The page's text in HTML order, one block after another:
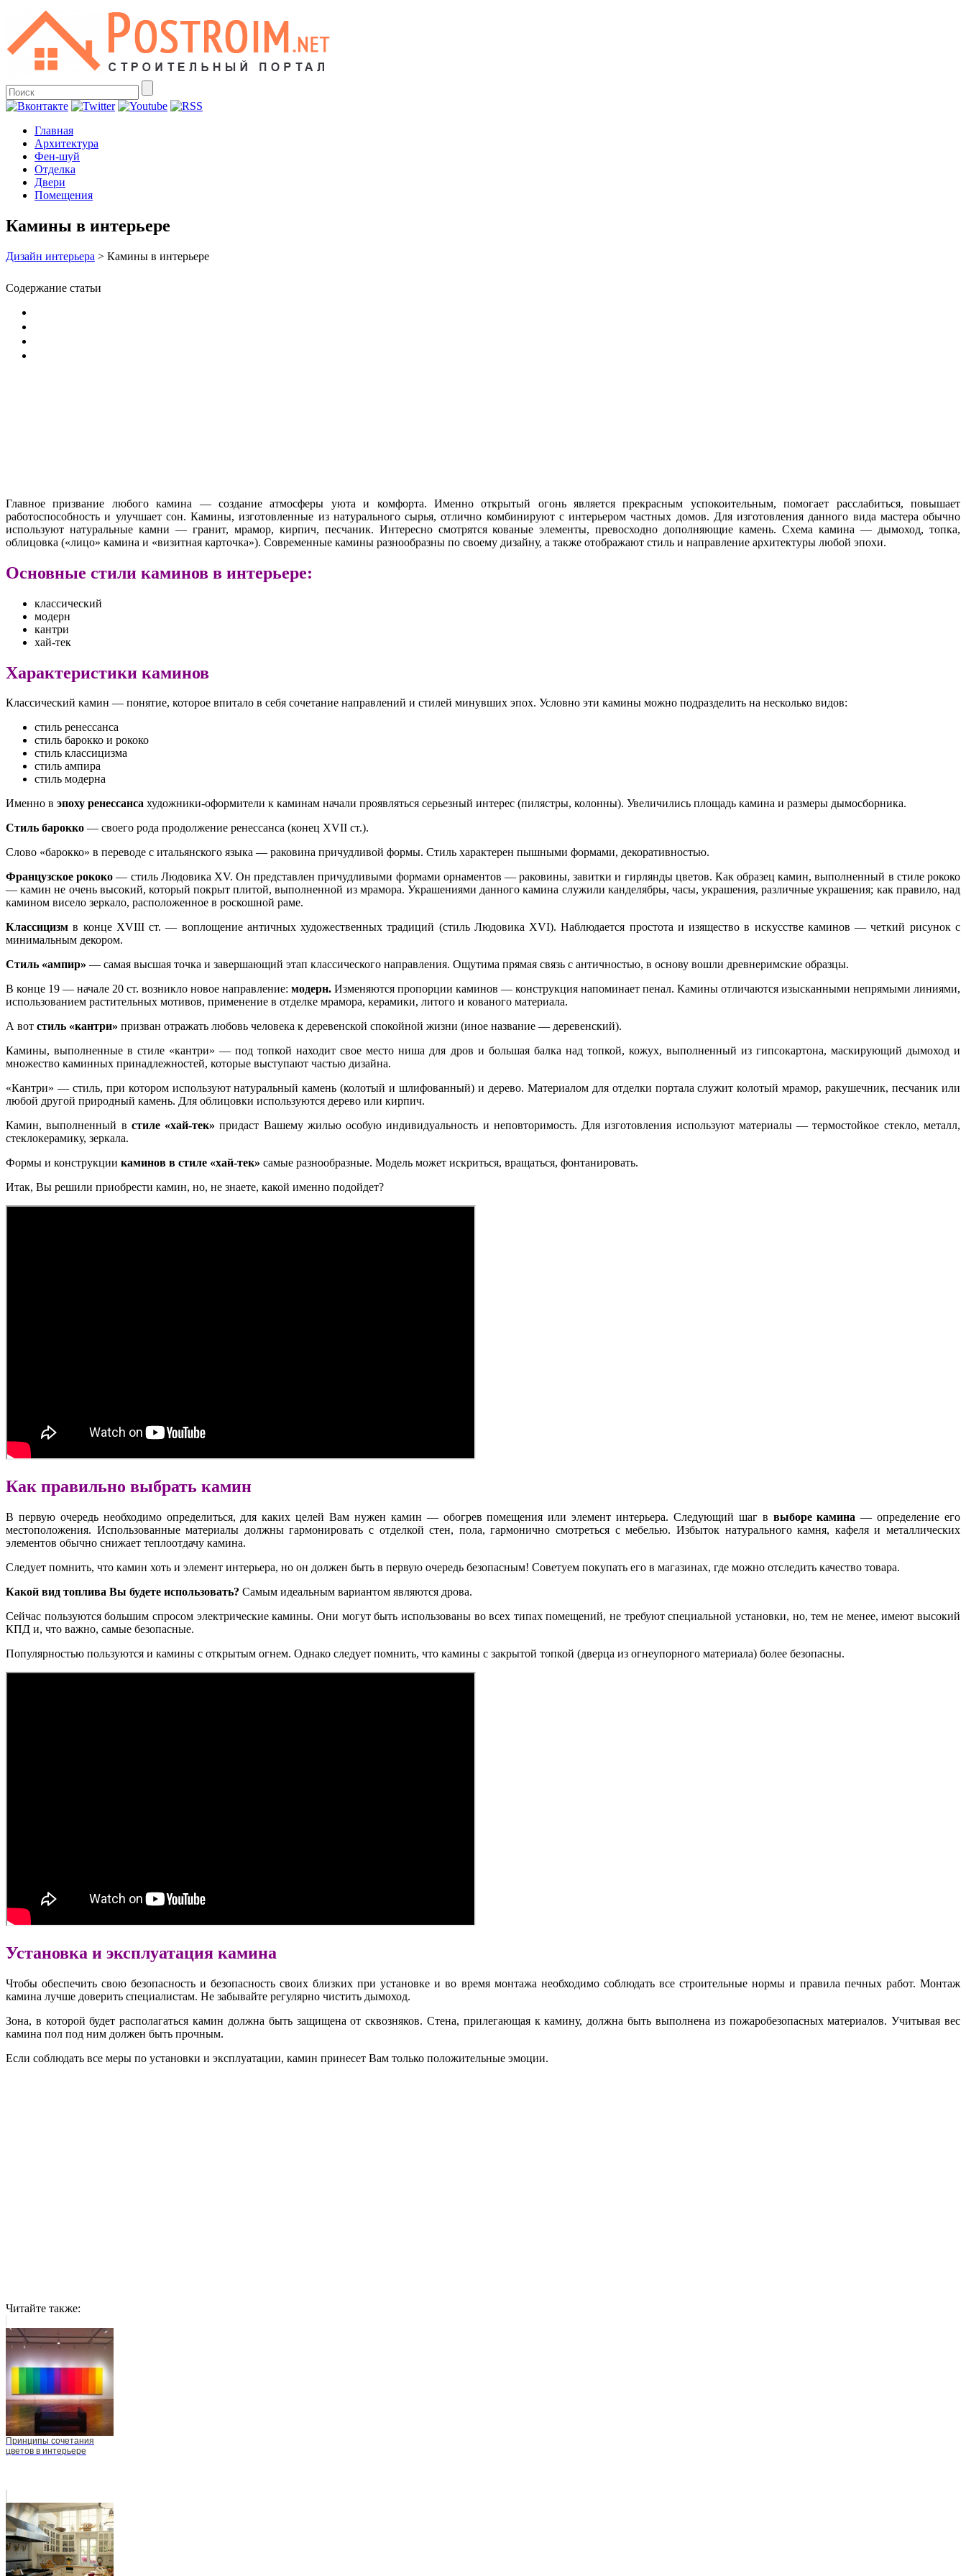
Главная
Архитектура
Фен-шуй
Отделка
Двери
Помещения
Камины в интерьере
Дизайн интерьера > Камины в интерьере
Содержание статьи
Главное призвание любого камина — создание атмосферы уюта и комфорта. Именно открытый огонь является прекрасным успокоительным, помогает расслабиться, повышает
работоспособность и улучшает сон. Камины, изготовленные из натурального сырья, отлично комбинируют с интерьером частных домов. Для изготовления данного вида мастера обычно
используют натуральные камни — гранит, мрамор, кирпич, песчаник. Интересно смотрятся кованые элементы, превосходно дополняющие камень. Схема камина — дымоход, топка,
облицовка («лицо» камина и «визитная карточка»). Современные камины разнообразны по своему дизайну, а также отображают стиль и направление архитектуры любой эпохи.
Основные стили каминов в интерьере:
классический
модерн
кантри
хай-тек
Характеристики каминов
Классический камин — понятие, которое впитало в себя сочетание направлений и стилей минувших эпох. Условно эти камины можно подразделить на несколько видов:
стиль ренессанса
стиль барокко и рококо
стиль классицизма
стиль ампира
стиль модерна
Именно в эпоху ренессанса художники-оформители к каминам начали проявляться серьезный интерес (пилястры, колонны). Увеличились площадь камина и размеры дымосборника.
Стиль барокко — своего рода продолжение ренессанса (конец XVII ст.).
Слово «барокко» в переводе с итальянского языка — раковина причудливой формы. Стиль характерен пышными формами, декоративностью.
Французское рококо — стиль Людовика XV. Он представлен причудливыми формами орнаментов — раковины, завитки и гирлянды цветов. Как образец камин, выполненный в стиле рококо
— камин не очень высокий, который покрыт плитой, выполненной из мрамора. Украшениями данного камина служили канделябры, часы, украшения, различные украшения; как правило, над
камином висело зеркало, расположенное в роскошной раме.
Классицизм в конце XVIII ст. — воплощение античных художественных традиций (стиль Людовика XVI). Наблюдается простота и изящество в искусстве каминов — четкий рисунок с
минимальным декором.
Стиль «ампир» — самая высшая точка и завершающий этап классического направления. Ощутима прямая связь с античностью, в основу вошли древнеримские образцы.
В конце 19 — начале 20 ст. возникло новое направление: модерн. Изменяются пропорции каминов — конструкция напоминает пенал. Камины отличаются изысканными непрямыми линиями,
использованием растительных мотивов, применение в отделке мрамора, керамики, литого и кованого материала.
А вот стиль «кантри» призван отражать любовь человека к деревенской спокойной жизни (иное название — деревенский).
Камины, выполненные в стиле «кантри» — под топкой находит свое место ниша для дров и большая балка над топкой, кожух, выполненный из гипсокартона, маскирующий дымоход и
множество каминных принадлежностей, которые выступают частью дизайна.
«Кантри» — стиль, при котором используют натуральный камень (колотый и шлифованный) и дерево. Материалом для отделки портала служит колотый мрамор, ракушечник, песчаник или
любой другой природный камень. Для облицовки используются дерево или кирпич.
Камин, выполненный в стиле «хай-тек» придаст Вашему жилью особую индивидуальность и неповторимость. Для изготовления используют материалы — термостойкое стекло, металл,
стеклокерамику, зеркала.
Формы и конструкции каминов в стиле «хай-тек» самые разнообразные. Модель может искриться, вращаться, фонтанировать.
Итак, Вы решили приобрести камин, но, не знаете, какой именно подойдет?
Как правильно выбрать камин
В первую очередь необходимо определиться, для каких целей Вам нужен камин — обогрев помещения или элемент интерьера. Следующий шаг в выборе камина — определение его
местоположения. Использованные материалы должны гармонировать с отделкой стен, пола, гармонично смотреться с мебелью. Избыток натурального камня, кафеля и металлических
элементов обычно снижает теплоотдачу камина.
Следует помнить, что камин хоть и элемент интерьера, но он должен быть в первую очередь безопасным! Советуем покупать его в магазинах, где можно отследить качество товара.
Какой вид топлива Вы будете использовать? Самым идеальным вариантом являются дрова.
Сейчас пользуются большим спросом электрические камины. Они могут быть использованы во всех типах помещений, не требуют специальной установки, но, тем не менее, имеют высокий
КПД и, что важно, самые безопасные.
Популярностью пользуются и камины с открытым огнем. Однако следует помнить, что камины с закрытой топкой (дверца из огнеупорного материала) более безопасны.
Установка и эксплуатация камина
Чтобы обеспечить свою безопасность и безопасность своих близких при установке и во время монтажа необходимо соблюдать все строительные нормы и правила печных работ. Монтаж
камина лучше доверить специалистам. Не забывайте регулярно чистить дымоход.
Зона, в которой будет располагаться камин должна быть защищена от сквозняков. Стена, прилегающая к камину, должна быть выполнена из пожаробезопасных материалов. Учитывая вес
камина пол под ним должен быть прочным.
Если соблюдать все меры по установки и эксплуатации, камин принесет Вам только положительные эмоции.
Читайте также:
Принципы сочетания
цветов в интерьере